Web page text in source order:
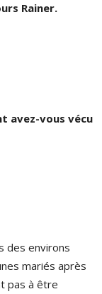
Rainer.
avez-vous vécu
des environs
mariés après
pas à être